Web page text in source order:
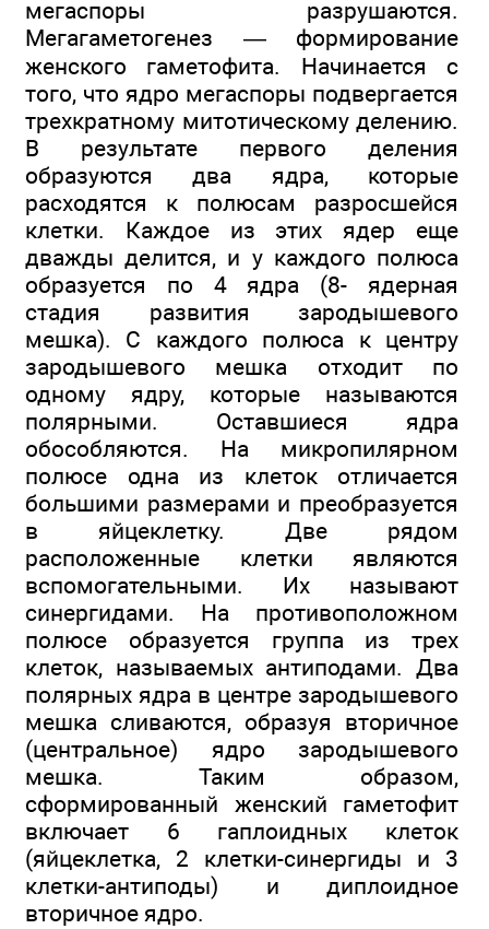
мегаспоры разрушаются.
Мегагаметогенез — формирование
женского гаметофита. Начинается с
того, что ядро мегаспоры подвергается
трехкратному митотическому делению.
В результате первого деления
образуются два ядра, которые
расходятся к полюсам разросшейся
клетки. Каждое из этих ядер еще
дважды делится, и у каждого полюса
образуется по 4 ядра (8- ядерная
стадия развития зародышевого
мешка). С каждого полюса к центру
зародышевого мешка отходит по
одному ядру, которые называются
полярными. Оставшиеся ядра
обособляются. На микропилярном
полюсе одна из клеток отличается
большими размерами и преобразуется
в яйцеклетку. Две рядом
расположенные клетки являются
вспомогательными. Их называют
синергидами. На противоположном
полюсе образуется группа из трех
клеток, называемых антиподами. Два
полярных ядра в центре зародышевого
мешка сливаются, образуя вторичное
(центральное) ядро зародышевого
мешка. Таким образом,
сформированный женский гаметофит
включает 6 гаплоидных клеток
(яйцеклетка, 2 клетки-синергиды и 3
клетки-антиподы) и диплоидное
вторичное ядро.